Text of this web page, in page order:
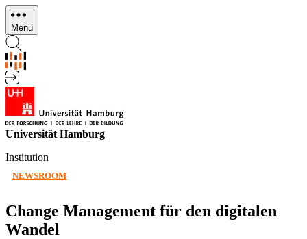
Direkt
zum
Inhalt
Menü
Universität Hamburg
Institution
NEWSROOM
Change Management für den digitalen
Wandel